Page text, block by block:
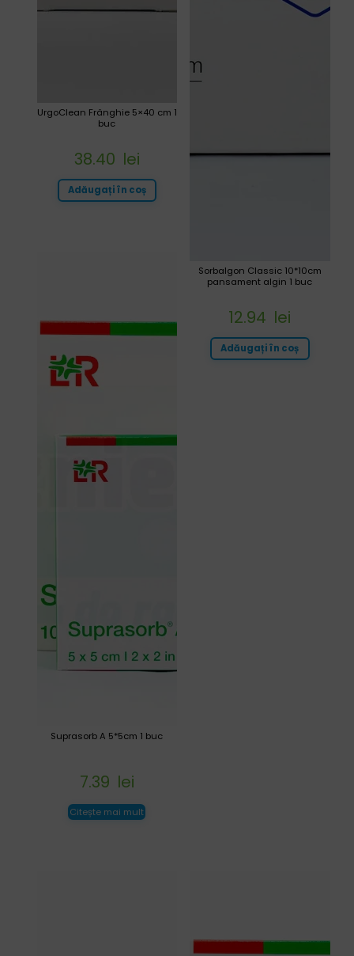
Sorbalgon Classic 10*10cm
pansament algin 1 buc
12.94 lei
Adăugați în coș
UrgoClean Frânghie 5×40 cm 1
buc
38.40 lei
Adăugați în coș
Suprasorb A 5*5cm 1 buc
7.39 lei
Citește mai mult